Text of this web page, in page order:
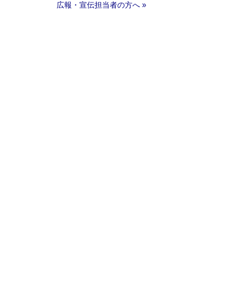
広報・宣伝担当者の方へ »